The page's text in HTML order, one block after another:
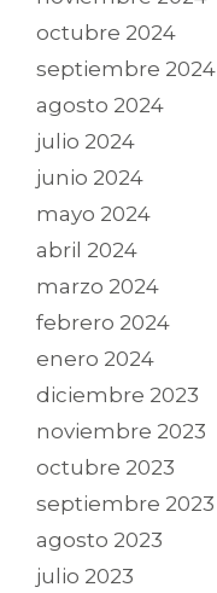
octubre 2024
septiembre 2024
agosto 2024
julio 2024
junio 2024
mayo 2024
abril 2024
marzo 2024
febrero 2024
enero 2024
diciembre 2023
noviembre 2023
octubre 2023
septiembre 2023
agosto 2023
julio 2023